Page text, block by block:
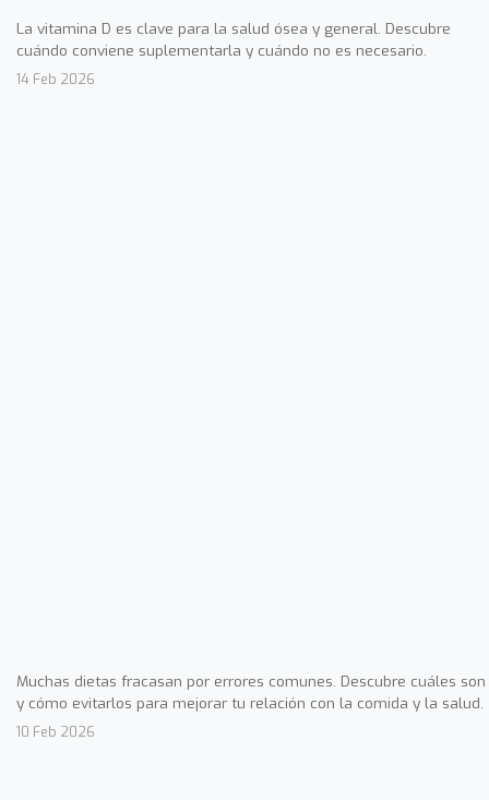
La vitamina D es clave para la salud ósea y general. Descubre
cuándo conviene suplementarla y cuándo no es necesario.
14 Feb 2026
Muchas dietas fracasan por errores comunes. Descubre cuáles son
y cómo evitarlos para mejorar tu relación con la comida y la salud.
10 Feb 2026